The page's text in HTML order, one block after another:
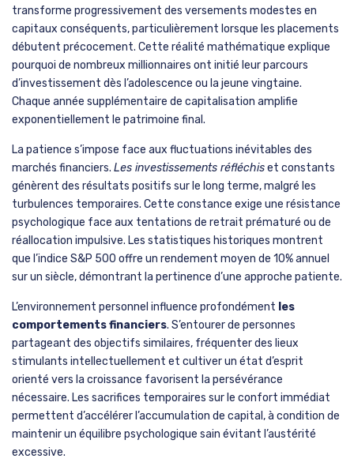
transforme progressivement des versements modestes en
capitaux conséquents, particulièrement lorsque les placements
débutent précocement. Cette réalité mathématique explique
pourquoi de nombreux millionnaires ont initié leur parcours
d’investissement dès l’adolescence ou la jeune vingtaine.
Chaque année supplémentaire de capitalisation amplifie
exponentiellement le patrimoine final.
La patience s’impose face aux fluctuations inévitables des
marchés financiers. Les investissements réfléchiset constants
génèrent des résultats positifs sur le long terme, malgré les
turbulences temporaires. Cette constance exige une résistance
psychologique face aux tentations de retrait prématuré ou de
réallocation impulsive. Les statistiques historiques montrent
que l’indice S&P 500 offre un rendement moyen de 10% annuel
sur un siècle, démontrant la pertinence d’une approche patiente.
L’environnement personnel influence profondément les
comportements financiers. S’entourer de personnes
partageant des objectifs similaires, fréquenter des lieux
stimulants intellectuellement et cultiver un état d’esprit
orienté vers la croissance favorisent la persévérance
nécessaire. Les sacrifices temporaires sur le confort immédiat
permettent d’accélérer l’accumulation de capital, à condition de
maintenir un équilibre psychologique sain évitant l’austérité
excessive.